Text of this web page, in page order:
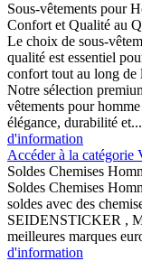
Sous-vêtements pour
Confort et Qualité au
Le choix de sous-
qualité est essentiel
confort tout au long de
Notre sélection
vêtements pour
élégance, durabilité et...
d'information
Accéder à la catégorie
Soldes Chemises
Soldes Chemises
soldes avec des
SEIDENSTICKER ,
meilleures marques
d'information